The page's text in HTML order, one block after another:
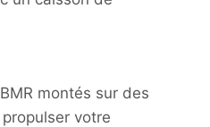
montés sur des
votre